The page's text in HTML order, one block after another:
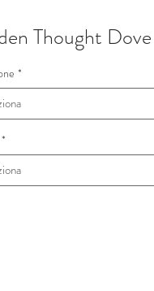
Thought Dove
*
*